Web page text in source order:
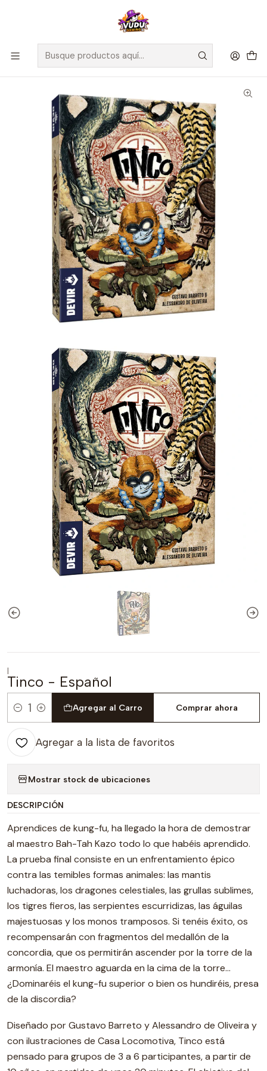
🚀 ¡Despachamos a todo Chile! Envío GRATIS a Regiones sobre
$100.000 y a RM sobre $35.000
Inicio Juegos de Mesa Editorial Devir Tinco - Español
|
Tinco - Español
Cantidad
Agregar al Carro Comprar ahora
Agregar a la lista de favoritos
Mostrar stock de ubicaciones
DESCRIPCIÓN
Aprendices de kung-fu, ha llegado la hora de demostrar
al maestro Bah-Tah Kazo todo lo que habéis aprendido.
La prueba final consiste en un enfrentamiento épico
contra las temibles formas animales: las mantis
luchadoras, los dragones celestiales, las grullas sublimes,
los tigres fieros, las serpientes escurridizas, las águilas
majestuosas y los monos tramposos. Si tenéis éxito, os
recompensarán con fragmentos del medallón de la
concordia, que os permitirán ascender por la torre de la
armonía. El maestro aguarda en la cima de la torre…
¿Dominaréis el kung-fu superior o bien os hundiréis, presa
de la discordia?
Diseñado por Gustavo Barreto y Alessandro de Oliveira y
con ilustraciones de Casa Locomotiva, Tinco está
pensado para grupos de 3 a 6 participantes, a partir de